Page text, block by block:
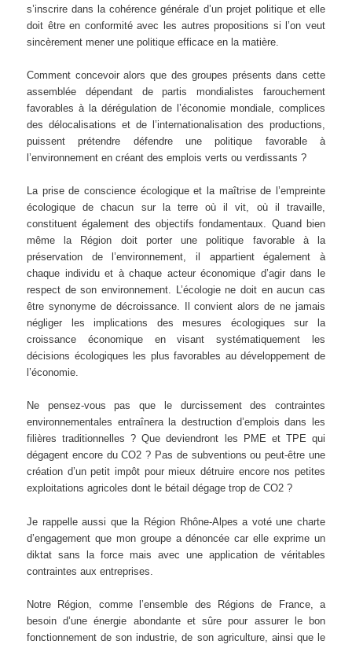
s’inscrire dans la cohérence générale d’un projet politique et elle
doit être en conformité avec les autres propositions si l’on veut
sincèrement mener une politique efficace en la matière.
Comment concevoir alors que des groupes présents dans cette
assemblée dépendant de partis mondialistes farouchement
favorables à la dérégulation de l’économie mondiale, complices
des délocalisations et de l’internationalisation des productions,
puissent prétendre défendre une politique favorable à
l’environnement en créant des emplois verts ou verdissants ?
La prise de conscience écologique et la maîtrise de l’empreinte
écologique de chacun sur la terre où il vit, où il travaille,
constituent également des objectifs fondamentaux. Quand bien
même la Région doit porter une politique favorable à la
préservation de l’environnement, il appartient également à
chaque individu et à chaque acteur économique d’agir dans le
respect de son environnement. L’écologie ne doit en aucun cas
être synonyme de décroissance. Il convient alors de ne jamais
négliger les implications des mesures écologiques sur la
croissance économique en visant systématiquement les
décisions écologiques les plus favorables au développement de
l’économie.
Ne pensez-vous pas que le durcissement des contraintes
environnementales entraînera la destruction d’emplois dans les
filières traditionnelles ? Que deviendront les PME et TPE qui
dégagent encore du CO2 ? Pas de subventions ou peut-être une
création d’un petit impôt pour mieux détruire encore nos petites
exploitations agricoles dont le bétail dégage trop de CO2 ?
Je rappelle aussi que la Région Rhône-Alpes a voté une charte
d’engagement que mon groupe a dénoncée car elle exprime un
diktat sans la force mais avec une application de véritables
contraintes aux entreprises.
Notre Région, comme l’ensemble des Régions de France, a
besoin d’une énergie abondante et sûre pour assurer le bon
fonctionnement de son industrie, de son agriculture, ainsi que le